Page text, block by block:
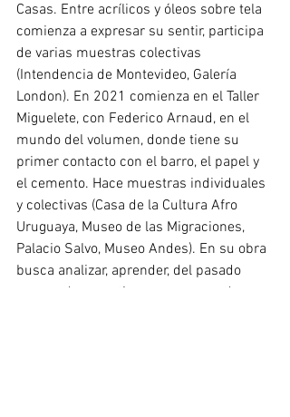
Casas. Entre acrílicos y óleos sobre tela
comienza a expresar su sentir, participa
de varias muestras colectivas
(Intendencia de Montevideo, Galería
London). En 2021 comienza en el Taller
Miguelete, con Federico Arnaud, en el
mundo del volumen, donde tiene su
primer contacto con el barro, el papel y
el cemento. Hace muestras individuales
y colectivas (Casa de la Cultura Afro
Uruguaya, Museo de las Migraciones,
Palacio Salvo, Museo Andes). En su obra
busca analizar, aprender, del pasado
para poder cuestionar y comprender